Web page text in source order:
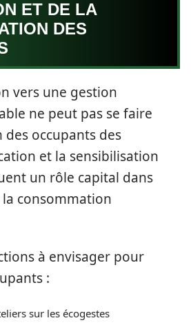
ET DE LA
DES
vers une gestion
ne peut pas se faire
des occupants des
et la sensibilisation
un rôle capital dans
consommation
à envisager pour
:
sur les écogestes